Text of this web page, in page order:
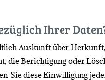
Ihrer
Auskunft über
die Berichtigung oder
Sie diese Einwilligung